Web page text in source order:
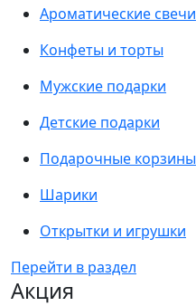
Ароматические свечи
Конфеты и торты
Мужские подарки
Детские подарки
Подарочные корзины
Шарики
Открытки и игрушки
Перейти в раздел
Акция